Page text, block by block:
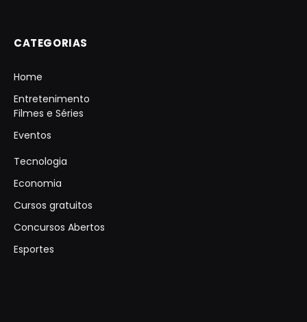
CATEGORIAS
Home
Entretenimento
Filmes e Séries
Eventos
Tecnologia
Economia
Cursos gratuitos
Concursos Abertos
Esportes